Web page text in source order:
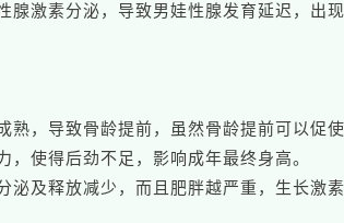
腺激素分泌，导致男娃性腺发育延迟，出
熟，导致骨龄提前，虽然骨龄提前可以促
使得后劲不足，影响成年最终身高。
泌及释放减少，而且肥胖越严重，生长激